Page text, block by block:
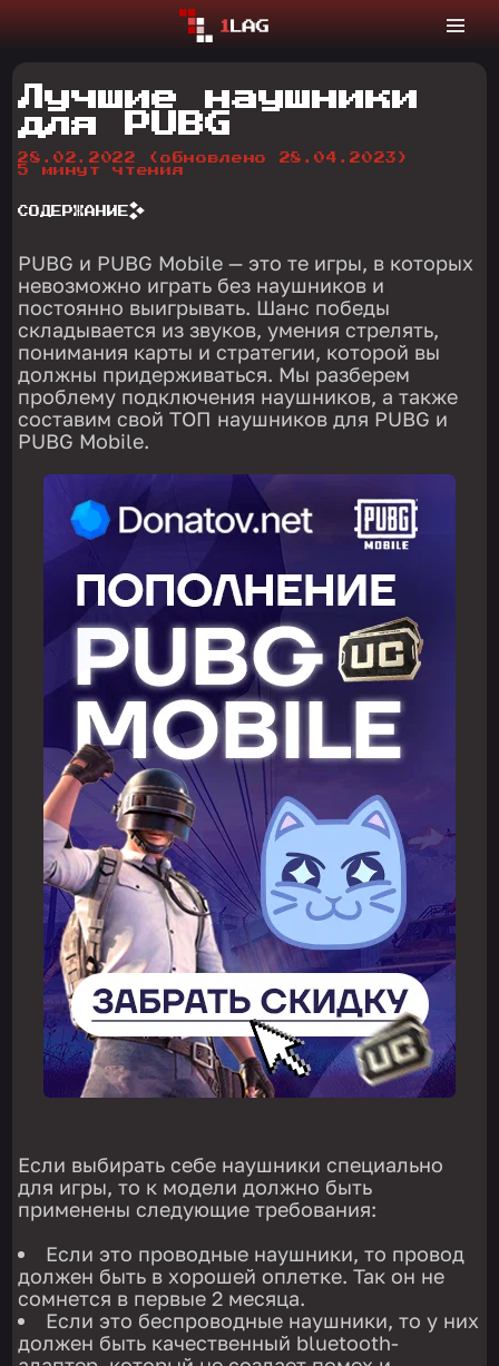
Лучшие наушники
для PUBG
28.02.2022
(обновлено 28.04.2023)
5 минут чтения
СОДЕРЖАНИЕ
PUBG и PUBG Mobile — это те игры, в которых
невозможно играть без наушников и
постоянно выигрывать. Шанс победы
складывается из звуков, умения стрелять,
понимания карты и стратегии, которой вы
должны придерживаться. Мы разберем
проблему подключения наушников, а также
составим свой ТОП наушников для PUBG и
PUBG Mobile.
Если выбирать себе наушники специально
для игры, то к модели должно быть
применены следующие требования:
Если это проводные наушники, то провод
должен быть в хорошей оплетке. Так он не
сомнется в первые 2 месяца.
Если это беспроводные наушники, то у них
должен быть качественный bluetooth-